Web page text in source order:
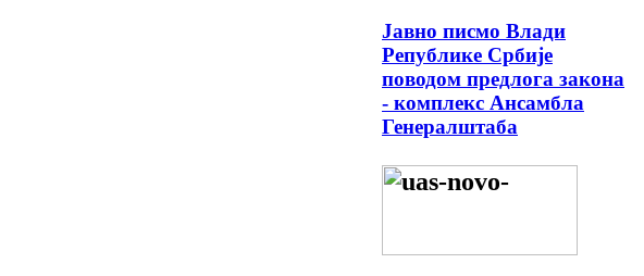
Јавно писмо Влади
Републике Србије
поводом предлога закона
- комплекс Ансамбла
Генералштаба